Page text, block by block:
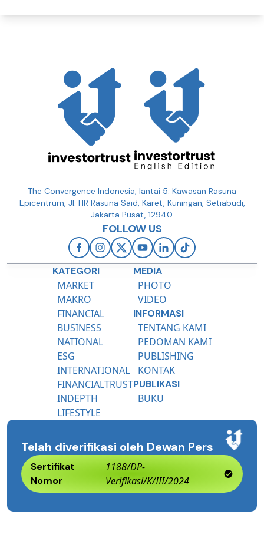
The Convergence Indonesia, lantai 5. Kawasan Rasuna
Epicentrum, Jl. HR Rasuna Said, Karet, Kuningan, Setiabudi,
Jakarta Pusat, 12940.
FOLLOW US
KATEGORI
MARKET
MAKRO
FINANCIAL
BUSINESS
NATIONAL
ESG
INTERNATIONAL
FINANCIALTRUST
INDEPTH
LIFESTYLE
MEDIA
PHOTO
VIDEO
INFORMASI
TENTANG KAMI
PEDOMAN KAMI
PUBLISHING
KONTAK
PUBLIKASI
BUKU
Telah diverifikasi oleh Dewan Pers
Sertifikat
Nomor
1188/DP-
Verifikasi/K/III/2024